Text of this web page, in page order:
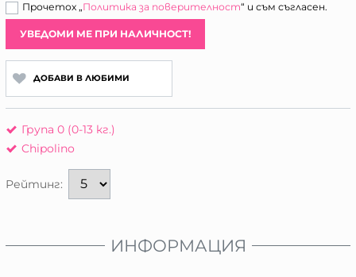
Прочетох „Политика за поверителност“ и съм съгласен.
УВЕДОМИ МЕ ПРИ НАЛИЧНОСТ!
ДОБАВИ В ЛЮБИМИ
Група 0 (0-13 кг.)
Chipolino
Рейтинг:
ИНФОРМАЦИЯ